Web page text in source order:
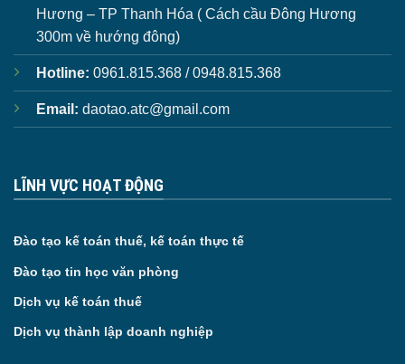
Hương – TP Thanh Hóa ( Cách cầu Đông Hương
300m về hướng đông)
Hotline: 0961.815.368 / 0948.815.368
Email: daotao.atc@gmail.com
LĨNH VỰC HOẠT ĐỘNG
Đào tạo kế toán thuế, kế toán thực tế
Đào tạo tin học văn phòng
Dịch vụ kế toán thuế
Dịch vụ thành lập doanh nghiệp